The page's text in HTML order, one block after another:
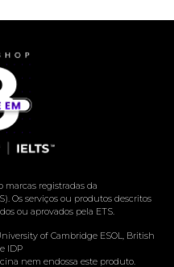
marcas registradas da
Os serviços ou produtos descritos
ou aprovados pela ETS.
of Cambridge ESOL, British
IDP
nem endossa este produto.